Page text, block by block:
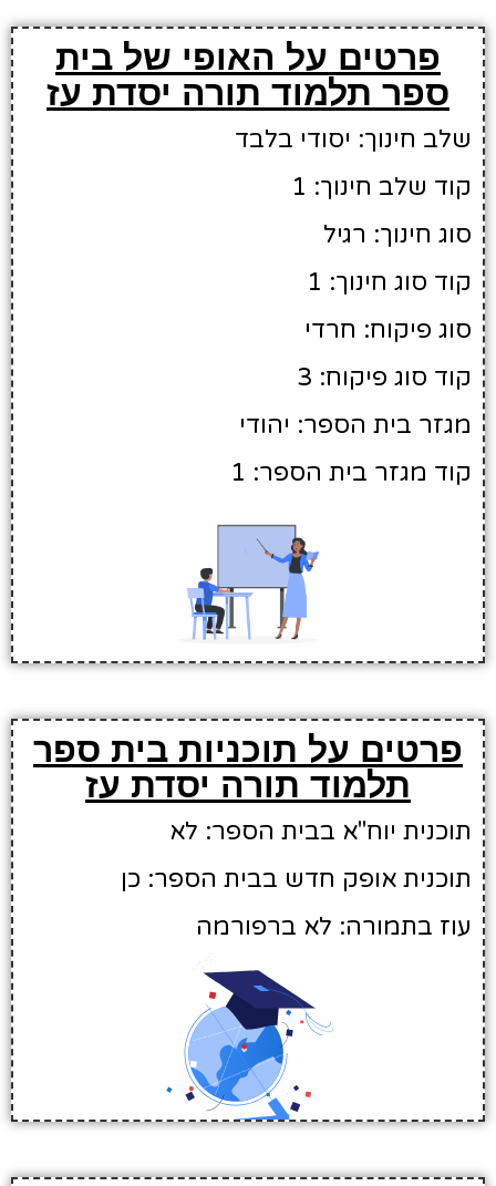
פרטים על האופי של בית
ספר תלמוד תורה יסדת עז
שלב חינוך: יסודי בלבד
קוד שלב חינוך: 1
סוג חינוך: רגיל
קוד סוג חינוך: 1
סוג פיקוח: חרדי
קוד סוג פיקוח: 3
מגזר בית הספר: יהודי
קוד מגזר בית הספר: 1
פרטים על תוכניות בית ספר
תלמוד תורה יסדת עז
תוכנית יוח"א בבית הספר: לא
תוכנית אופק חדש בבית הספר: כן
עוז בתמורה: לא ברפורמה